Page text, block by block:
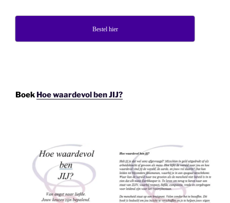
Bestel hier
Boek Hoe waardevol ben JIJ?